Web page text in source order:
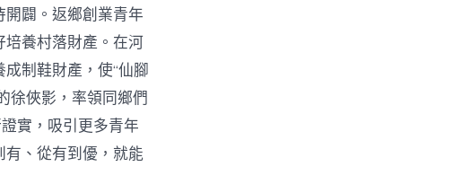
闢。返鄉創業青年
養村落財產。在河
制鞋財產，使“仙腳
徐俠影，率領同鄉們
實，吸引更多青年
、從有到優，就能